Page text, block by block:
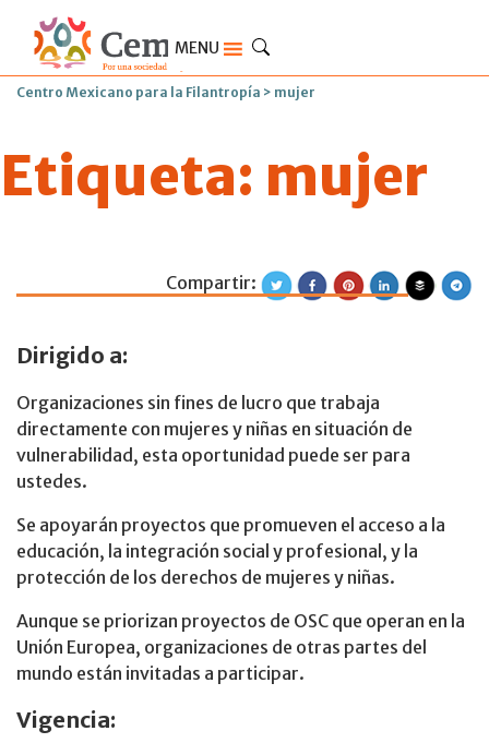
MENU
Centro Mexicano para la Filantropía > mujer
Etiqueta: mujer
Convocatoria
Compartir:
Dirigido a:
Organizaciones sin fines de lucro que trabaja
directamente con mujeres y niñas en situación de
vulnerabilidad, esta oportunidad puede ser para
ustedes.
Se apoyarán proyectos que promueven el acceso a la
educación, la integración social y profesional, y la
protección de los derechos de mujeres y niñas.
Aunque se priorizan proyectos de OSC que operan en la
Unión Europea, organizaciones de otras partes del
mundo están invitadas a participar.
Vigencia: